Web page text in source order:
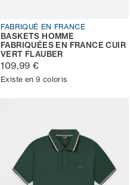
FABRIQUÉ EN FRANCE
BASKETS HOMME
FABRIQUÉES EN FRANCE CUIR
VERT FLAUBER
109,99 €
Existe en 9 coloris